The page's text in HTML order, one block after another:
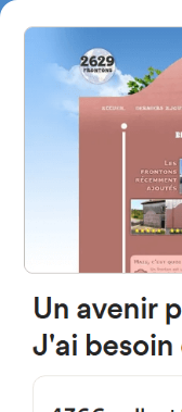
4784
frontones
31174
Calle